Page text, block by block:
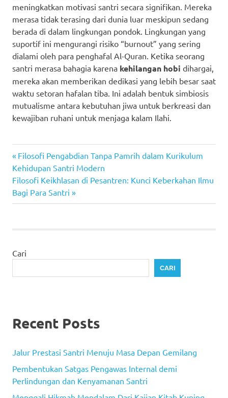
meningkatkan motivasi santri secara signifikan. Mereka
merasa tidak terasing dari dunia luar meskipun sedang
berada di dalam lingkungan pondok. Lingkungan yang
suportif ini mengurangi risiko “burnout” yang sering
dialami oleh para penghafal Al-Quran. Ketika seorang
santri merasa bahagia karena kehilangan hobi dihargai,
mereka akan memberikan dedikasi yang lebih besar saat
waktu setoran hafalan tiba. Ini adalah bentuk simbiosis
mutualisme antara kebutuhan jiwa untuk berkreasi dan
kewajiban ruhani untuk menjaga kalam Ilahi.
Navigasi
pos
Previous
Post:
Filosofi Pengabdian Tanpa Pamrih dalam Kurikulum
Kehidupan Santri Modern
Next
Post:
Filosofi Keikhlasan di Pesantren: Kunci Keberkahan Ilmu
Bagi Para Santri
Cari
CARI
Recent Posts
Jalur Prestasi Santri Menuju Masa Depan Gemilang
Pembentukan Satgas Pengawas Internal demi
Perlindungan dan Kenyamanan Santri